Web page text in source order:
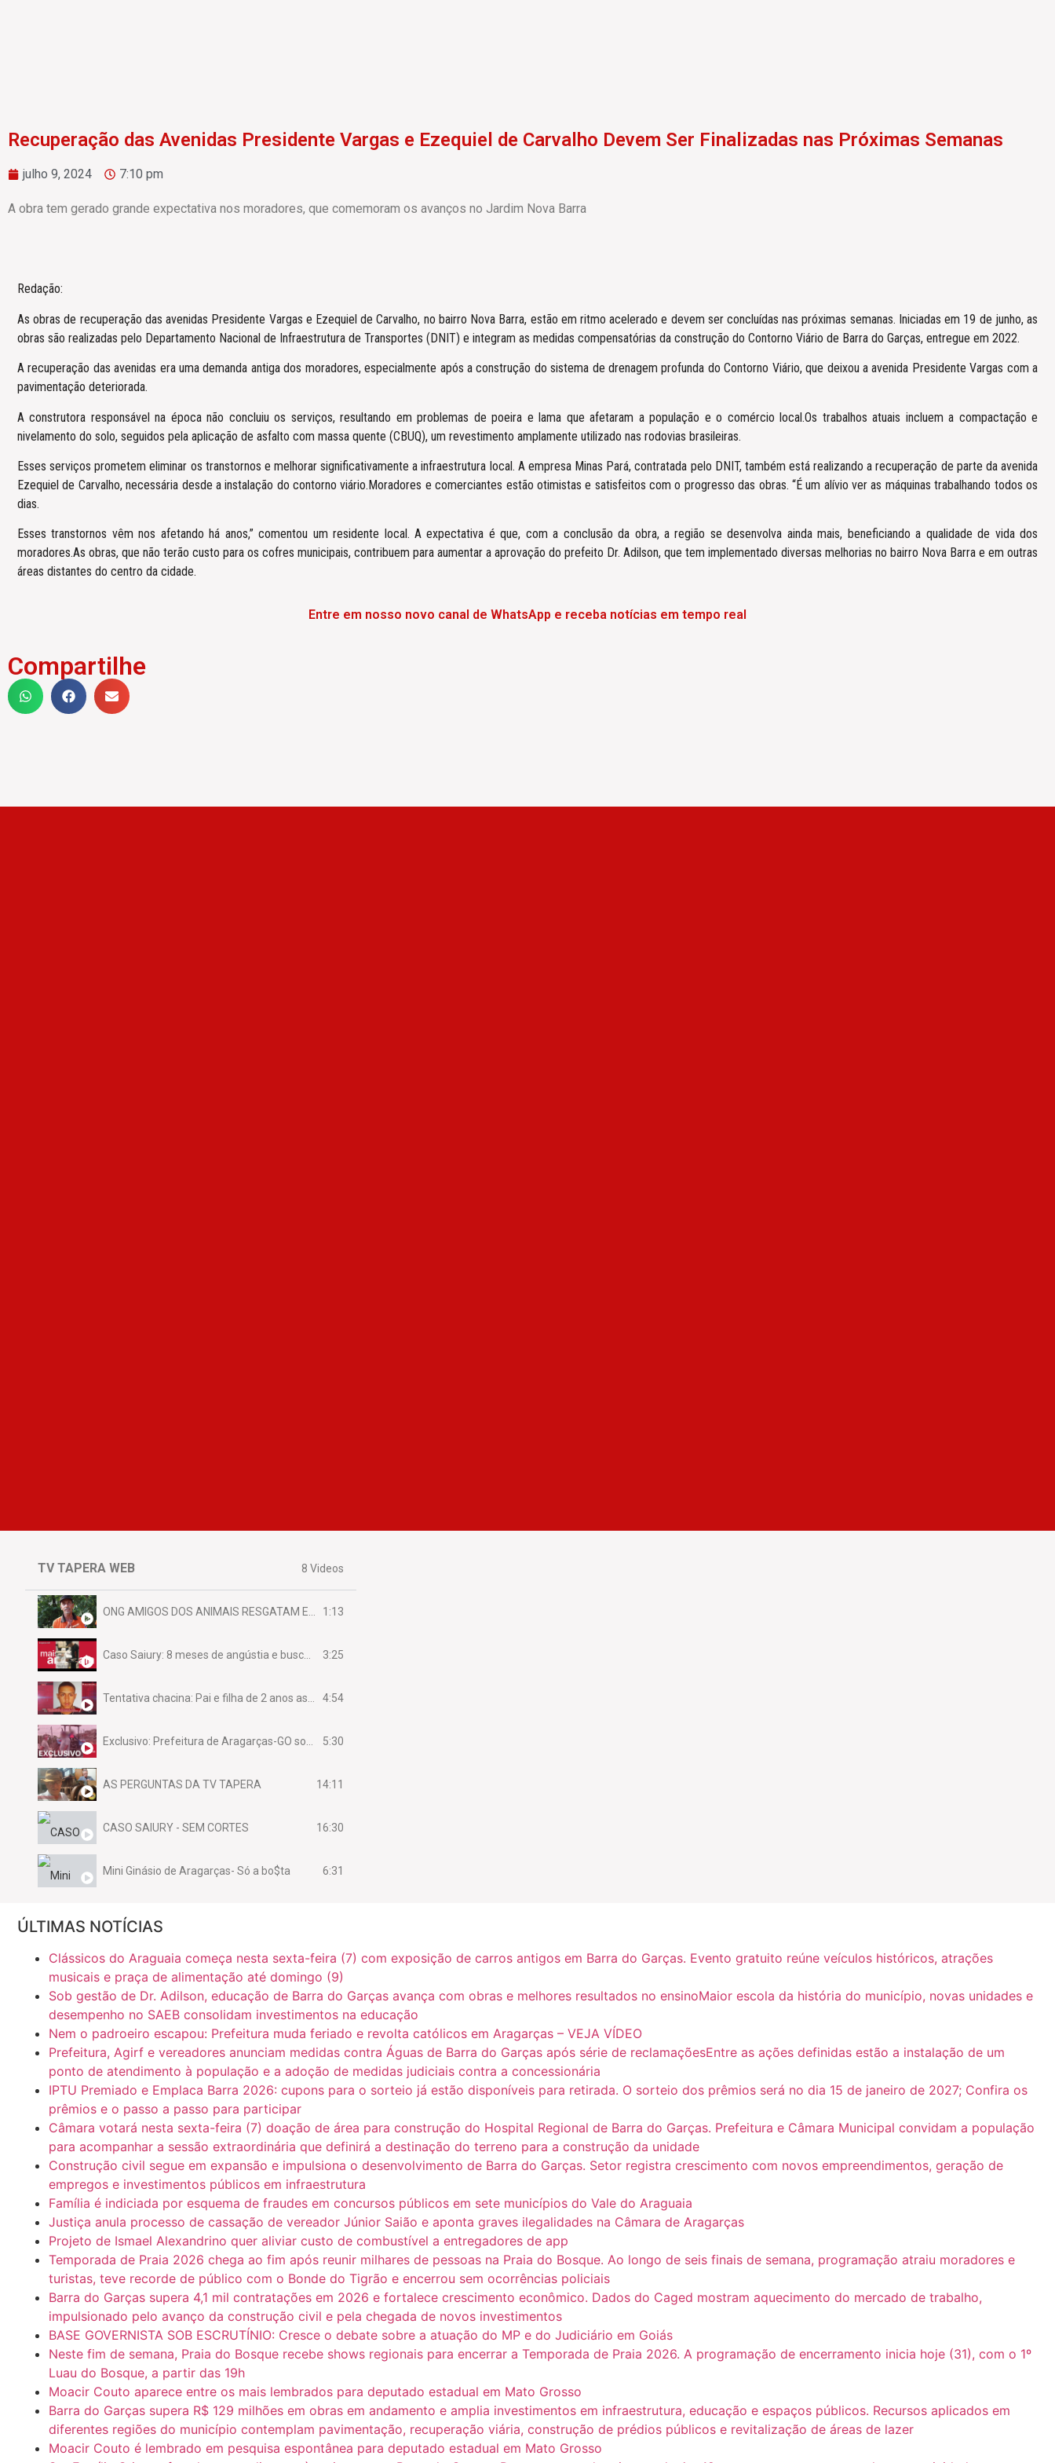
Recuperação das Avenidas Presidente Vargas e Ezequiel de Carvalho Devem Ser Finalizadas nas Próximas Semanas
julho 9, 2024 7:10 pm
A obra tem gerado grande expectativa nos moradores, que comemoram os avanços no Jardim Nova Barra
Redação:
As obras de recuperação das avenidas Presidente Vargas e Ezequiel de Carvalho, no bairro Nova Barra, estão em ritmo acelerado e devem ser concluídas nas próximas semanas. Iniciadas em 19 de junho, as
obras são realizadas pelo Departamento Nacional de Infraestrutura de Transportes (DNIT) e integram as medidas compensatórias da construção do Contorno Viário de Barra do Garças, entregue em 2022.
A recuperação das avenidas era uma demanda antiga dos moradores, especialmente após a construção do sistema de drenagem profunda do Contorno Viário, que deixou a avenida Presidente Vargas com a
pavimentação deteriorada.
A construtora responsável na época não concluiu os serviços, resultando em problemas de poeira e lama que afetaram a população e o comércio local.Os trabalhos atuais incluem a compactação e
nivelamento do solo, seguidos pela aplicação de asfalto com massa quente (CBUQ), um revestimento amplamente utilizado nas rodovias brasileiras.
Esses serviços prometem eliminar os transtornos e melhorar significativamente a infraestrutura local. A empresa Minas Pará, contratada pelo DNIT, também está realizando a recuperação de parte da avenida
Ezequiel de Carvalho, necessária desde a instalação do contorno viário.Moradores e comerciantes estão otimistas e satisfeitos com o progresso das obras. “É um alívio ver as máquinas trabalhando todos os
dias.
Esses transtornos vêm nos afetando há anos,” comentou um residente local. A expectativa é que, com a conclusão da obra, a região se desenvolva ainda mais, beneficiando a qualidade de vida dos
moradores.As obras, que não terão custo para os cofres municipais, contribuem para aumentar a aprovação do prefeito Dr. Adilson, que tem implementado diversas melhorias no bairro Nova Barra e em outras
áreas distantes do centro da cidade.
Entre em nosso novo canal de WhatsApp e receba notícias em tempo real
Compartilhe
TV TAPERA WEB 8 Videos
ONG AMIGOS DOS ANIMAIS RESGATAM EMA FERIDA NA BR 070 1:13
Caso Saiury: 8 meses de angústia e busca por justiça 3:25
Tentativa chacina: Pai e filha de 2 anos assassinados em casa enquanto dormiam 4:54
Exclusivo: Prefeitura de Aragarças-GO sob suspeita de desviar maquinário público para uso privado. 5:30
AS PERGUNTAS DA TV TAPERA 14:11
CASO SAIURY - SEM CORTES 16:30
Mini Ginásio de Aragarças- Só a bo$ta 6:31
ÚLTIMAS NOTÍCIAS
Clássicos do Araguaia começa nesta sexta-feira (7) com exposição de carros antigos em Barra do Garças. Evento gratuito reúne veículos históricos, atrações
musicais e praça de alimentação até domingo (9)
Sob gestão de Dr. Adilson, educação de Barra do Garças avança com obras e melhores resultados no ensinoMaior escola da história do município, novas unidades e
desempenho no SAEB consolidam investimentos na educação
Nem o padroeiro escapou: Prefeitura muda feriado e revolta católicos em Aragarças – VEJA VÍDEO
Prefeitura, Agirf e vereadores anunciam medidas contra Águas de Barra do Garças após série de reclamaçõesEntre as ações definidas estão a instalação de um
ponto de atendimento à população e a adoção de medidas judiciais contra a concessionária
IPTU Premiado e Emplaca Barra 2026: cupons para o sorteio já estão disponíveis para retirada. O sorteio dos prêmios será no dia 15 de janeiro de 2027; Confira os
prêmios e o passo a passo para participar
Câmara votará nesta sexta-feira (7) doação de área para construção do Hospital Regional de Barra do Garças. Prefeitura e Câmara Municipal convidam a população
para acompanhar a sessão extraordinária que definirá a destinação do terreno para a construção da unidade
Construção civil segue em expansão e impulsiona o desenvolvimento de Barra do Garças. Setor registra crescimento com novos empreendimentos, geração de
empregos e investimentos públicos em infraestrutura
Família é indiciada por esquema de fraudes em concursos públicos em sete municípios do Vale do Araguaia
Justiça anula processo de cassação de vereador Júnior Saião e aponta graves ilegalidades na Câmara de Aragarças
Projeto de Ismael Alexandrino quer aliviar custo de combustível a entregadores de app
Temporada de Praia 2026 chega ao fim após reunir milhares de pessoas na Praia do Bosque. Ao longo de seis finais de semana, programação atraiu moradores e
turistas, teve recorde de público com o Bonde do Tigrão e encerrou sem ocorrências policiais
Barra do Garças supera 4,1 mil contratações em 2026 e fortalece crescimento econômico. Dados do Caged mostram aquecimento do mercado de trabalho,
impulsionado pelo avanço da construção civil e pela chegada de novos investimentos
BASE GOVERNISTA SOB ESCRUTÍNIO: Cresce o debate sobre a atuação do MP e do Judiciário em Goiás
Neste fim de semana, Praia do Bosque recebe shows regionais para encerrar a Temporada de Praia 2026. A programação de encerramento inicia hoje (31), com o 1º
Luau do Bosque, a partir das 19h
Moacir Couto aparece entre os mais lembrados para deputado estadual em Mato Grosso
Barra do Garças supera R$ 129 milhões em obras em andamento e amplia investimentos em infraestrutura, educação e espaços públicos. Recursos aplicados em
diferentes regiões do município contemplam pavimentação, recuperação viária, construção de prédios públicos e revitalização de áreas de lazer
Moacir Couto é lembrado em pesquisa espontânea para deputado estadual em Mato Grosso